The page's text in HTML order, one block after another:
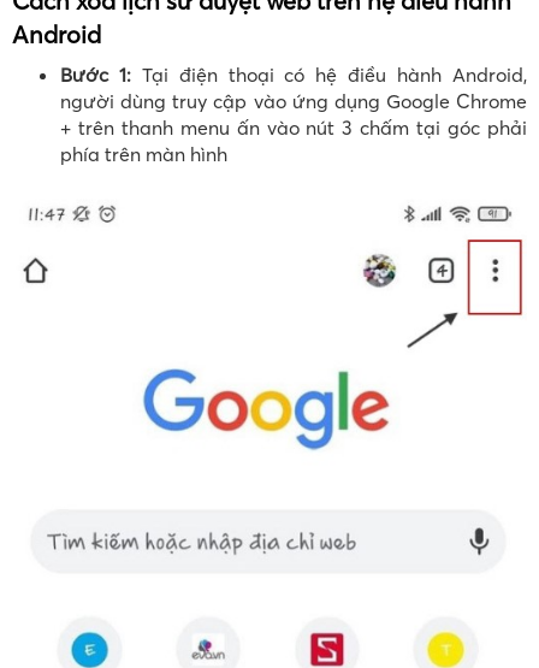
Android
Bước 1:Tại điện thoại có hệ điều hành Android,
người dùng truy cập vào ứng dụng Google Chrome
+ trên thanh menu ấn vào nút 3 chấm tại góc phải
phía trên màn hình